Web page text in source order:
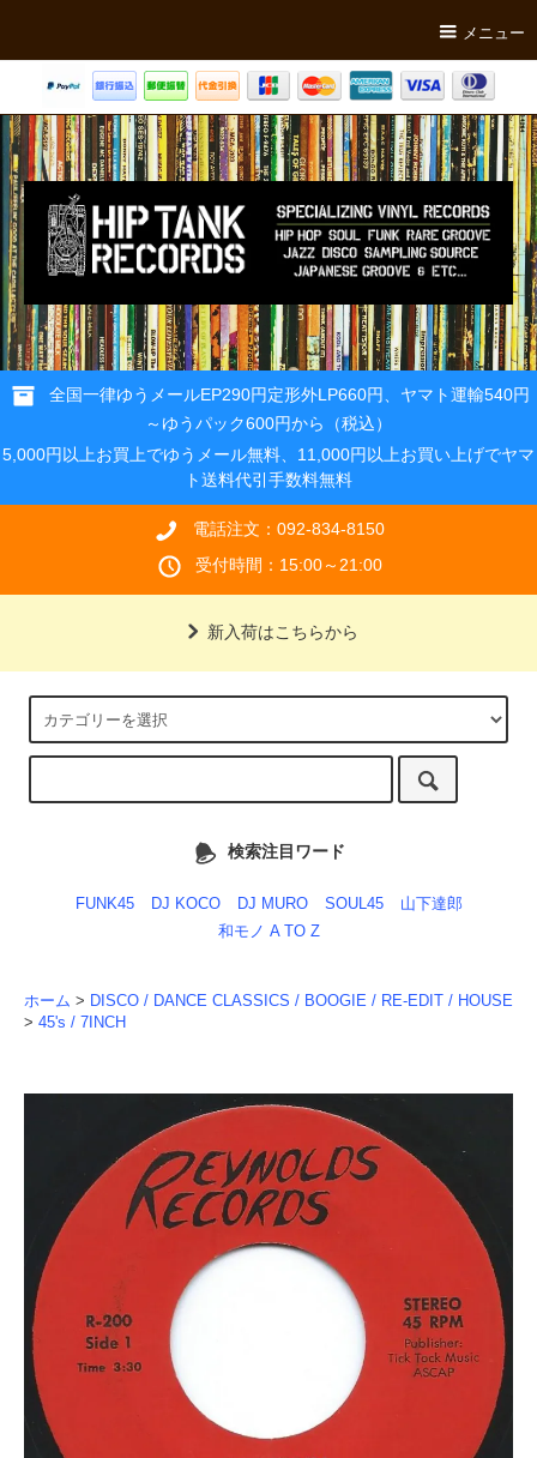
メニュー
全国一律ゆうメールEP290円定形外LP660円、ヤマト運輸540円
～ゆうパック600円から（税込）
5,000円以上お買上でゆうメール無料、11,000円以上お買い上げでヤマ
ト送料代引手数料無料
電話注文：092-834-8150
受付時間：15:00～21:00
新入荷はこちらから
検索注目ワード
FUNK45 DJ KOCO DJ MURO SOUL45
山下達郎
和モノ A TO Z
ホーム > DISCO / DANCE CLASSICS / BOOGIE / RE-EDIT / HOUSE
> 45's / 7INCH